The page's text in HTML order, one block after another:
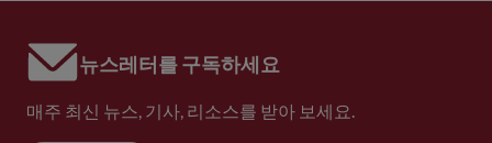
뉴스레터를 구독하세요
매주 최신 뉴스, 기사, 리소스를 받아 보세요.